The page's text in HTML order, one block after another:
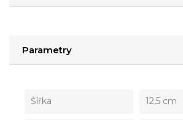
Parametry
Šířka 12,5 cm